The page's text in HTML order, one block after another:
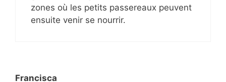
zones où les petits passereaux peuvent
ensuite venir se nourrir.
Francisca